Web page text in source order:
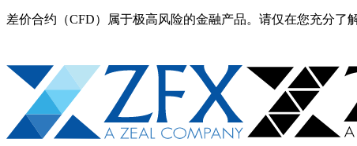
差价合约（CFD）属于极高风险的金融产品。请仅在您充分了